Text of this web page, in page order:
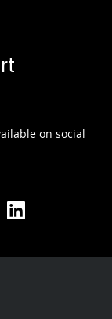
on social
LinkedIn